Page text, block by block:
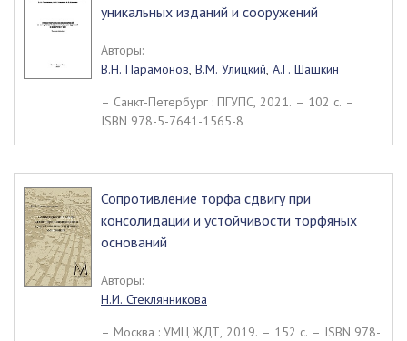
уникальных изданий и сооружений
Авторы:
В.Н. Парамонов, В.М. Улицкий, А.Г. Шашкин
– Санкт-Петербург : ПГУПС, 2021. – 102 c. –
ISBN 978-5-7641-1565-8
Сопротивление торфа сдвигу при
консолидации и устойчивости торфяных
оснований
Авторы:
Н.И. Стеклянникова
– Москва : УМЦ ЖДТ, 2019. – 152 c. – ISBN 978-